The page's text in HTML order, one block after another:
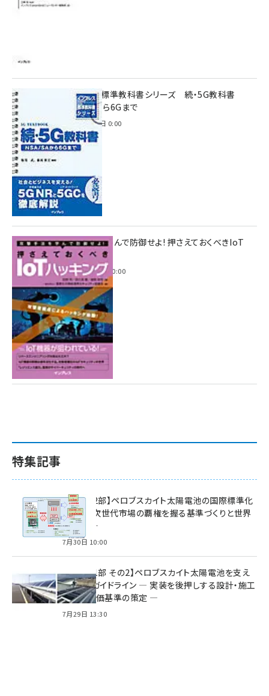
インプレス標準教科書シリーズ 続・5G教科書
NSA/SAから6Gまで
2023年4月3日 0:00
攻撃手法を学んで防御せよ! 押さえておくべきIoT
ハッキング
2022年6月14日 0:00
特集記事
特集【第2部】ペロブスカイト太陽電池の国際標準化
戦略 ― 次世代市場の覇権を握る基準づくりと世界
の動向 ―
7月30日 10:00
特集【第1部 その2】ペロブスカイト太陽電池を支え
る2つのガイドライン ― 実装を後押しする設計・施工
方針と評価基準の策定 ―
7月29日 13:30